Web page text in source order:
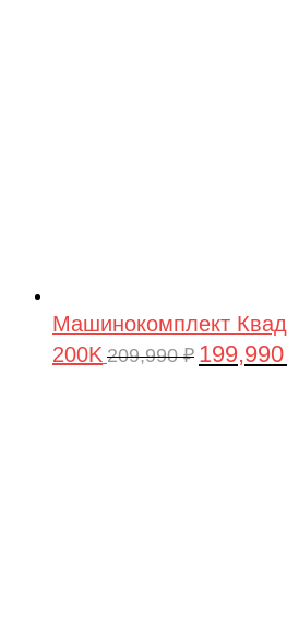
Машинокомплект
200K 209,990₽ 199,990